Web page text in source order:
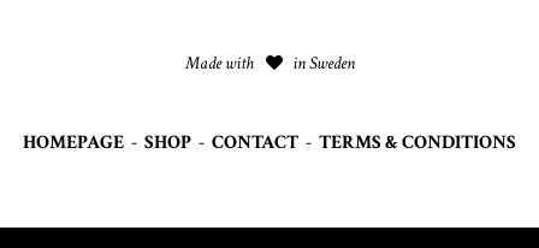
Made with in Sweden
HOMEPAGE - SHOP - CONTACT - TERMS & CONDITIONS